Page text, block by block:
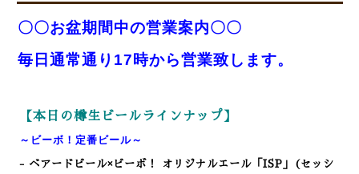
〇〇お盆期間中の営業案内〇〇
毎日通常通り17時から営業致します。
【本日の樽生ビールラインナップ】
～ビーボ！定番ビール～
- ベアードビール×ビーボ！ オリジナルエール「ISP」(セッシ